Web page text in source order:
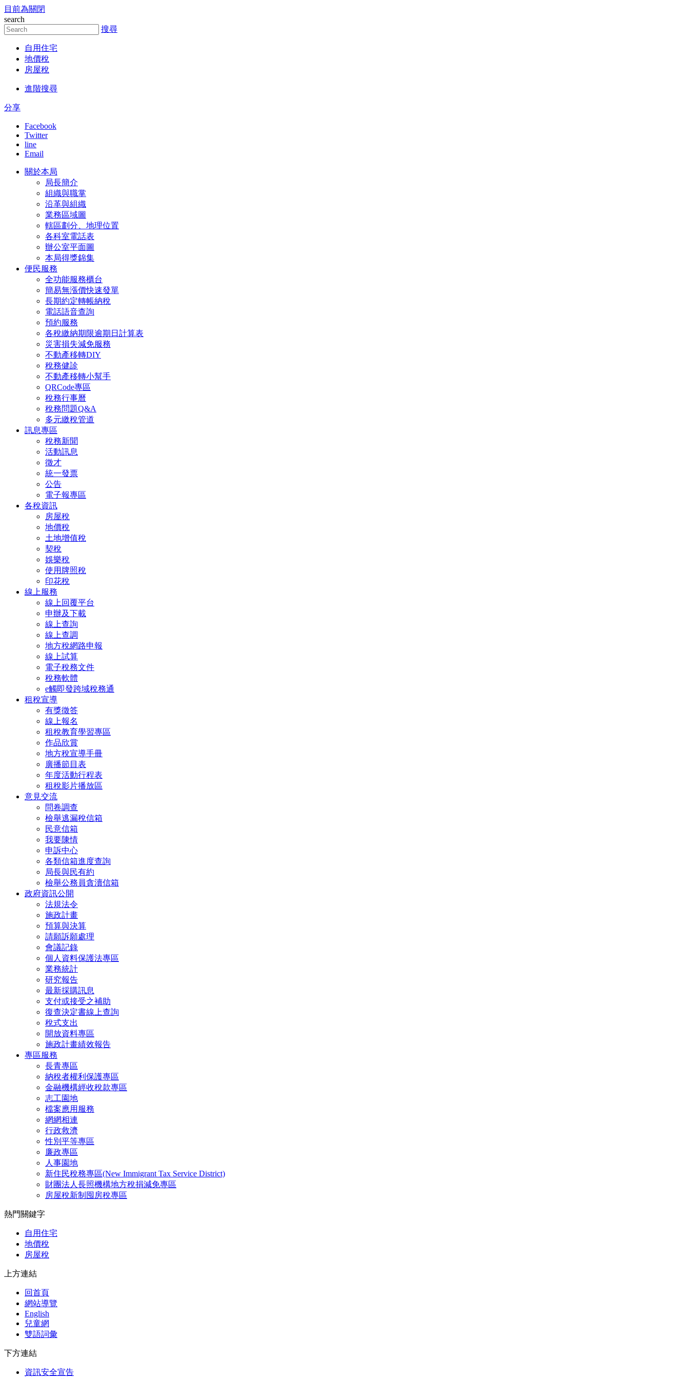
跳到主要內容區塊
目前為關閉
search
搜尋
自用住宅
地價稅
房屋稅
進階搜尋
分享
Facebook
Twitter
line
Email
關於本局
局長簡介
組織與職掌
沿革與組織
業務區域圖
轄區劃分、地理位置
各科室電話表
辦公室平面圖
本局得獎錦集
便民服務
全功能服務櫃台
簡易無漲價快速發單
長期約定轉帳納稅
電話語音查詢
預約服務
各稅繳納期限逾期日計算表
災害損失減免服務
不動產移轉DIY
稅務健診
不動產移轉小幫手
QRCode專區
稅務行事曆
稅務問題Q&A
多元繳稅管道
訊息專區
稅務新聞
活動訊息
徵才
統一發票
公告
電子報專區
各稅資訊
房屋稅
地價稅
土地增值稅
契稅
娛樂稅
使用牌照稅
印花稅
線上服務
線上回覆平台
申辦及下載
線上查詢
線上查調
地方稅網路申報
線上試算
電子稅務文件
稅務軟體
e觸即發跨域稅務通
租稅宣導
有獎徵答
線上報名
租稅教育學習專區
作品欣賞
地方稅宣導手冊
廣播節目表
年度活動行程表
租稅影片播放區
意見交流
問卷調查
檢舉逃漏稅信箱
民意信箱
我要陳情
申訴中心
各類信箱進度查詢
局長與民有約
檢舉公務員貪瀆信箱
政府資訊公開
法規法令
施政計畫
預算與決算
請願訴願處理
會議記錄
個人資料保護法專區
業務統計
研究報告
最新採購訊息
支付或接受之補助
復查決定書線上查詢
稅式支出
開放資料專區
施政計畫績效報告
專區服務
長青專區
納稅者權利保護專區
金融機構經收稅款專區
志工園地
檔案應用服務
網網相連
行政救濟
性別平等專區
廉政專區
人事園地
新住民稅務專區(New Immigrant Tax Service District)
財團法人長照機構地方稅捐減免專區
房屋稅新制囤房稅專區
熱門關鍵字
自用住宅
地價稅
房屋稅
上方連結
回首頁
網站導覽
English
兒童網
雙語詞彙
下方連結
資訊安全宣告